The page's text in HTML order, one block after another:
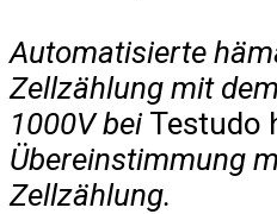
Automatisierte
Zellzählung mit
1000V bei Testudo
Übereinstimmung
Zellzählung.